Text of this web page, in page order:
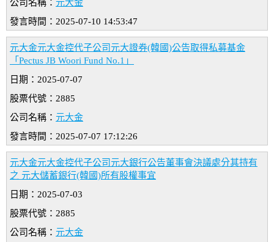
公司名稱： 元大金
發言時間：2025-07-10 14:53:47
元大金元大金控代子公司元大證券(韓國)公告取得私募基金
「Pectus JB Woori Fund No.1」
日期：2025-07-07
股票代號：2885
公司名稱： 元大金
發言時間：2025-07-07 17:12:26
元大金元大金控代子公司元大銀行公告董事會決議處分其持有
之 元大儲蓄銀行(韓國)所有股權事宜
日期：2025-07-03
股票代號：2885
公司名稱： 元大金